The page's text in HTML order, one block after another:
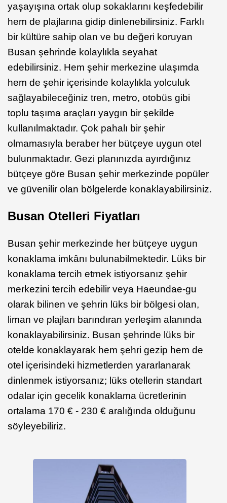
yaşayışına ortak olup sokaklarını keşfedebilir
hem de plajlarına gidip dinlenebilirsiniz. Farklı
bir kültüre sahip olan ve bu değeri koruyan
Busan şehrinde kolaylıkla seyahat
edebilirsiniz. Hem şehir merkezine ulaşımda
hem de şehir içerisinde kolaylıkla yolculuk
sağlayabileceğiniz tren, metro, otobüs gibi
toplu taşıma araçları yaygın bir şekilde
kullanılmaktadır. Çok pahalı bir şehir
olmamasıyla beraber her bütçeye uygun otel
bulunmaktadır. Gezi planınızda ayırdığınız
bütçeye göre Busan şehir merkezinde popüler
ve güvenilir olan bölgelerde konaklayabilirsiniz.
Busan Otelleri Fiyatları
Busan şehir merkezinde her bütçeye uygun
konaklama imkânı bulunabilmektedir. Lüks bir
konaklama tercih etmek istiyorsanız şehir
merkezini tercih edebilir veya Haeundae-gu
olarak bilinen ve şehrin lüks bir bölgesi olan,
liman ve plajları barındıran yerleşim alanında
konaklayabilirsiniz. Busan şehrinde lüks bir
otelde konaklayarak hem şehri gezip hem de
otel içerisindeki hizmetlerden yararlanarak
dinlenmek istiyorsanız; lüks otellerin standart
odalar için gecelik konaklama ücretlerinin
ortalama 170 € - 230 € aralığında olduğunu
söyleyebiliriz.